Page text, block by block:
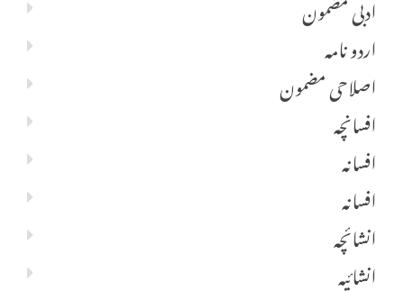
اردو نامہ
اصلاحی مضمون
افسانچہ
افسانہ
افسانہ
انشائچہ
انشائیہ